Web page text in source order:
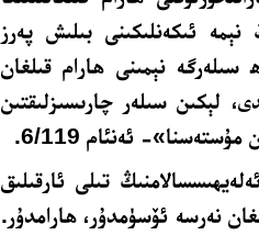
نېمە ئىكەنلىكىنى بىلىش پەرز
سىلەرگە نېمىنى ھارام قىلغان
لېكىن سىلەر چارىسىزلىقتىن
ئەنئام 6/119.
تىلى ئارقىلىق
نەرسە ئۆسۈمدۇر، ھارامدۇر.